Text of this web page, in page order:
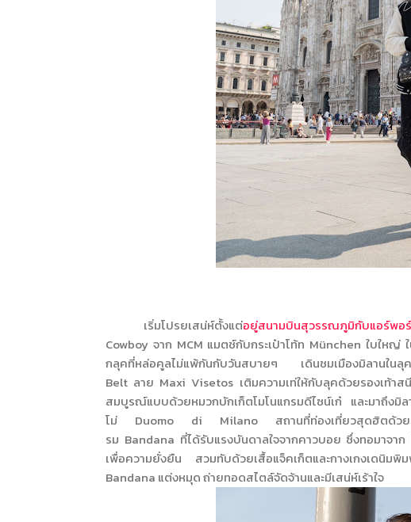
เริ่มโปรยเสน่ห์ตั้งแต่อยู่สนามบินสุวรรณภูมิกับแอร์พ
Cowboy จาก MCM แมตช์กับกระเป๋าโท้ท München ใบใหญ่
กลุคที่หล่อคูลไม่แพ้กันกับวันสบายๆ เดินชมเมืองมิลานในลุ
Belt ลาย Maxi Visetos เติมความเท่ให้กับลุคด้วยรองเท้าส
สมบูรณ์แบบด้วยหมวกบักเก็ตโมโนแกรมดีไซน์เก๋ และมาถึงมิ
โม่ Duomo di Milano สถานที่ท่องเที่ยวสุดฮิตด้วย
รม Bandana ที่ได้รับแรงบันดาลใจจากคาวบอย ซึ่งทอมาจาก
เพื่อความยั่งยืน สวมทับด้วยเสื้อแจ็คเก็ตและกางเกงเดนิมพิ
Bandana แต่งหมุด ถ่ายทอดสไตล์จัดจ้านและมีเสน่ห์เร้าใจ